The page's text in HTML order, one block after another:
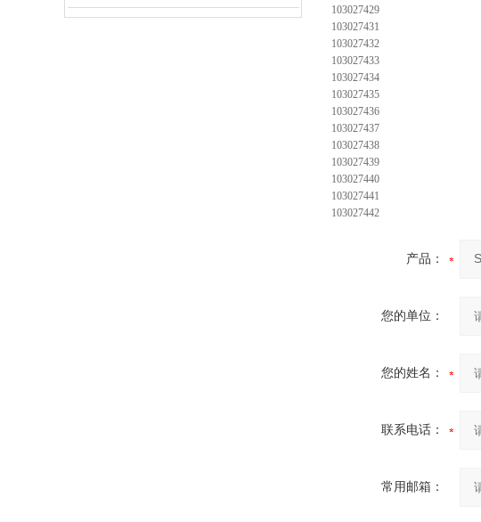
103027429
103027431
103027432
103027433
103027434
103027435
103027436
103027437
103027438
103027439
103027440
103027441
103027442
产品：
您的单位：
您的姓名：
联系电话：
常用邮箱：